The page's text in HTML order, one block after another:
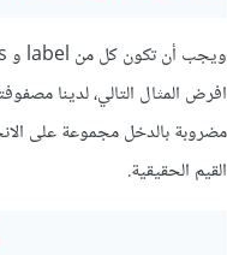
ويجب أن تكون كل من label و logits من نفس الأبعاد أي [batch_size, num_classes].
القيم الحقيقية.